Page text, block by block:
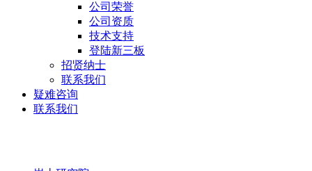
公司荣誉
公司资质
技术支持
登陆新三板
招贤纳士
联系我们
疑难咨询
联系我们